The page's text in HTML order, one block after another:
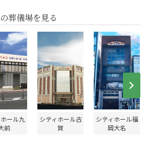
葬儀場を見る
ール九
前
シティホール古
賀
シティホール福
岡大名